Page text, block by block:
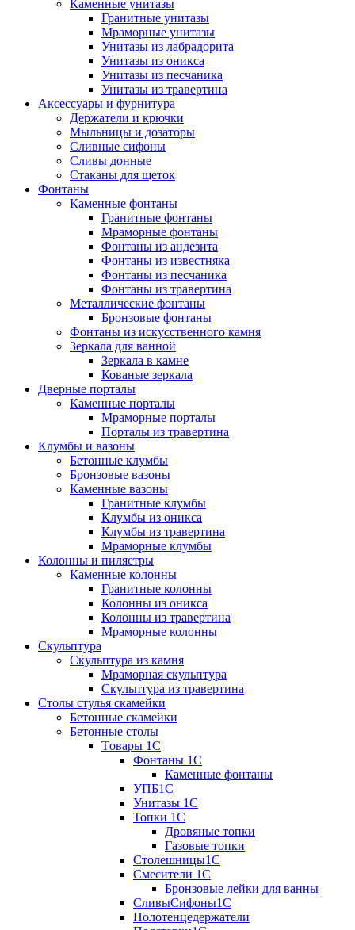
Каменные унитазы
Гранитные унитазы
Мраморные унитазы
Унитазы из лабрадорита
Унитазы из оникса
Унитазы из песчаника
Унитазы из травертина
Аксессуары и фурнитура
Держатели и крючки
Мыльницы и дозаторы
Сливные сифоны
Сливы донные
Стаканы для щеток
Фонтаны
Каменные фонтаны
Гранитные фонтаны
Мраморные фонтаны
Фонтаны из андезита
Фонтаны из известняка
Фонтаны из песчаника
Фонтаны из травертина
Металлические фонтаны
Бронзовые фонтаны
Фонтаны из искусственного камня
Зеркала для ванной
Зеркала в камне
Кованые зеркала
Дверные порталы
Каменные порталы
Мраморные порталы
Порталы из травертина
Клумбы и вазоны
Бетонные клумбы
Бронзовые вазоны
Каменные вазоны
Гранитные клумбы
Клумбы из оникса
Клумбы из травертина
Мраморные клумбы
Колонны и пилястры
Каменные колонны
Гранитные колонны
Колонны из оникса
Колонны из травертина
Мраморные колонны
Скульптура
Скульптура из камня
Мраморная скульптура
Скульптура из травертина
Столы стулья скамейки
Бетонные скамейки
Бетонные столы
Tовары 1C
Фонтаны 1C
Каменные фонтаны
УПБ1С
Унитазы 1С
Топки 1С
Дровяные топки
Газовые топки
Столешницы1С
Смесители 1С
Бронзовые лейки для ванны
СливыСифоны1С
Полотенцедержатели